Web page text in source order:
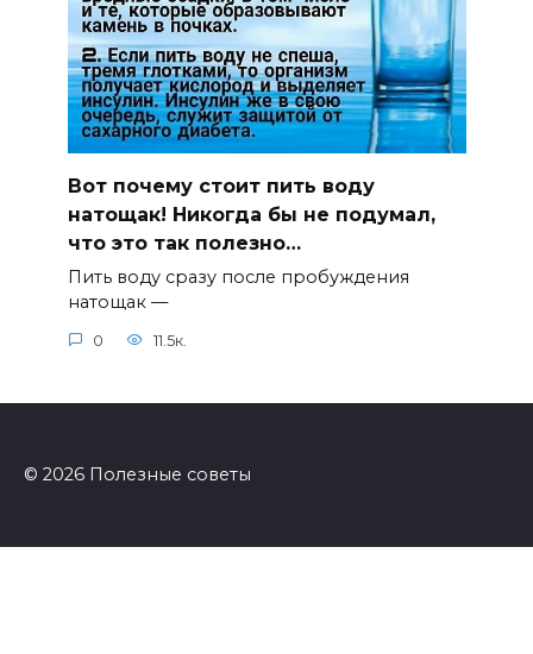
Вот почему стоит пить воду
натощак! Никогда бы не подумал,
что это так полезно…
Пить воду сразу после пробуждения
натощак —
0 11.5к.
© 2026 Полезные советы